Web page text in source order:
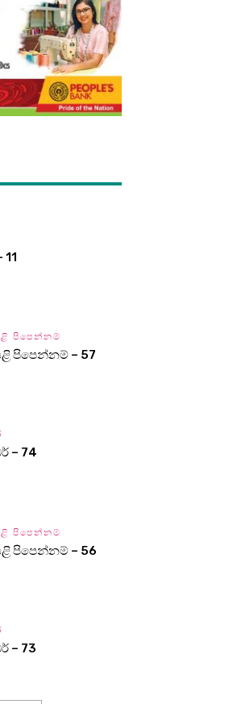
11
පිපෙන්නම්
පිපෙන්නම් – 57
– 74
පිපෙන්නම්
පිපෙන්නම් – 56
– 73